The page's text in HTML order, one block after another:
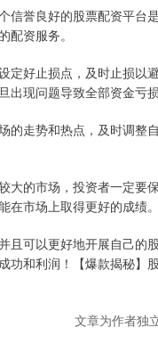
信誉良好的股票配资平台
资服务。
好止损点，及时止损以
现问题导致全部资金亏损
的走势和热点，及时调整
大的市场，投资者一定要
市场上取得更好的成绩。
且可以更好地开展自己的
功和利润！【爆款揭秘】
文章为作者独